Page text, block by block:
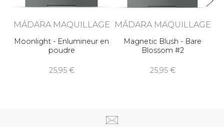
MÁDARA MAQUILLAGE
Moonlight - Enlumineur en
poudre
25,95
MÁDARA MAQUILLAGE
Magnetic Blush - Bare
Blossom #2
25,95